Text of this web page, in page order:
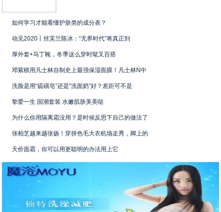
如何学习才能看懂护肤类的成分表？
动见2020丨丝芙兰陈冰：“无界时代”将真正到
厚外套+马丁靴，冬季这么穿时髦又百搭
邓紫棋用凡士林自制史上最强保湿面膜！凡士林N中
洗脸是用“硫磺皂”还是“洗面奶”好？差距可不是
挚爱一生 国潮套装 水嫩肌肤美美哒
为什么你用隔离霜没用？是时候反思下自己的做法了
张柏芝越来越张扬！穿拼色毛大衣机场走秀，脚上的
天价面霜，你可以用更聪明的办法用上它